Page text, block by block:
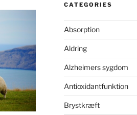
CATEGORIES
Absorption
Aldring
Alzheimers sygdom
Antioxidantfunktion
Brystkræft